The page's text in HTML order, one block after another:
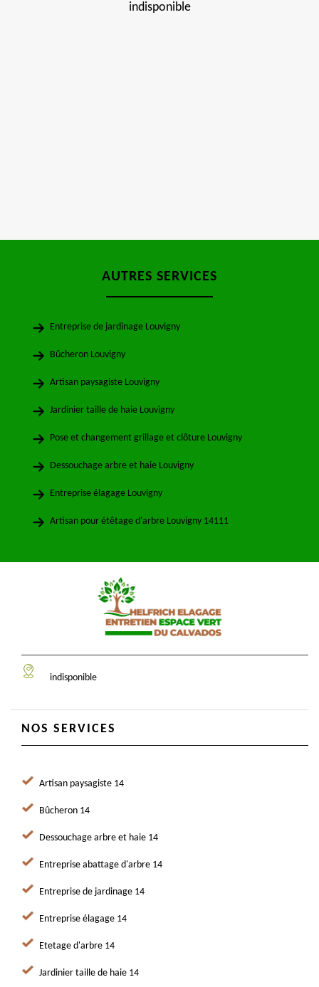
indisponible
AUTRES SERVICES
Entreprise de jardinage Louvigny
Bûcheron Louvigny
Artisan paysagiste Louvigny
Jardinier taille de haie Louvigny
Pose et changement grillage et clôture Louvigny
Dessouchage arbre et haie Louvigny
Entreprise élagage Louvigny
Artisan pour étêtage d'arbre Louvigny 14111
indisponible
NOS SERVICES
Artisan paysagiste 14
Bûcheron 14
Dessouchage arbre et haie 14
Entreprise abattage d'arbre 14
Entreprise de jardinage 14
Entreprise élagage 14
Etetage d'arbre 14
Jardinier taille de haie 14